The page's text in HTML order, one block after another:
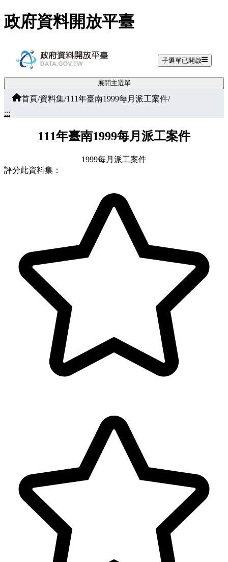
跳至主要內容
政府資料開放平臺
子選單已開啟
展開主選單
首頁/資料集/111年臺南1999每月派工案件/
:::
111年臺南1999每月派工案件
1999每月派工案件
評分此資料集：